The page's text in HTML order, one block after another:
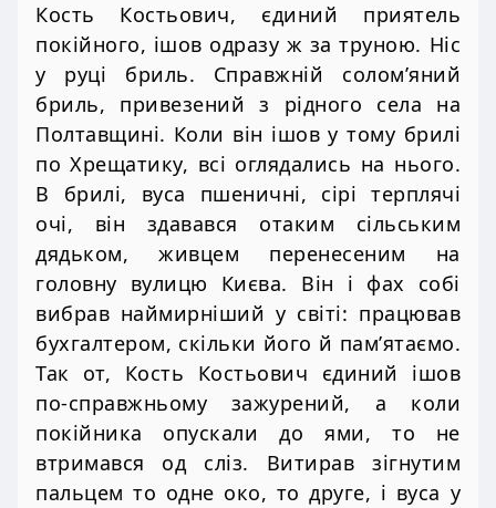
Кость Костьович, єдиний приятель
покійного, ішов одразу ж за труною. Ніс
у руці бриль. Справжній солом’яний
бриль, привезений з рідного села на
Полтавщині. Коли він ішов у тому брилі
по Хрещатику, всі оглядались на нього.
В брилі, вуса пшеничні, сірі терплячі
очі, він здавався отаким сільським
дядьком, живцем перенесеним на
головну вулицю Києва. Він і фах собі
вибрав наймирніший у світі: працював
бухгалтером, скільки його й пам’ятаємо.
Так от, Кость Костьович єдиний ішов
по-справжньому зажурений, а коли
покійника опускали до ями, то не
втримався од сліз. Витирав зігнутим
пальцем то одне око, то друге, і вуса у